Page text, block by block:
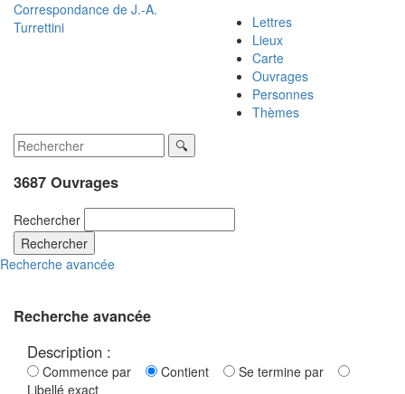
Correspondance de J.-A.
Turrettini
Lettres
Lieux
Carte
Ouvrages
Personnes
Thèmes
3687 Ouvrages
Rechercher
Rechercher
Recherche avancée
Recherche avancée
Description :
Commence par Contient
Se termine par
Libellé exact